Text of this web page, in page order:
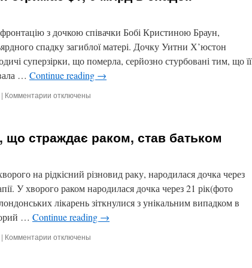
з дочкою співачки Бобі Кристиною Браун,
спадку загиблої матері. Дочку Уитни Х’юстон
суперзірки, що померла, серйозно стурбовані тим, що її
… Continue reading →
| Комментарии к
Х’юстон
млрд
в
спадок
отключены
що страждає раком, став батьком
на рідкісний різновид раку, народилася дочка через
У хворого раком народилася дочка через 21 рік(фото
лікарень зіткнулися з унікальним випадком в
… Continue reading →
| Комментарии котключены